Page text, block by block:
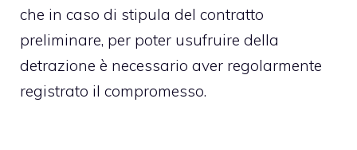
che in caso di stipula del contratto
preliminare, per poter usufruire della
detrazione è necessario aver regolarmente
registrato il compromesso.